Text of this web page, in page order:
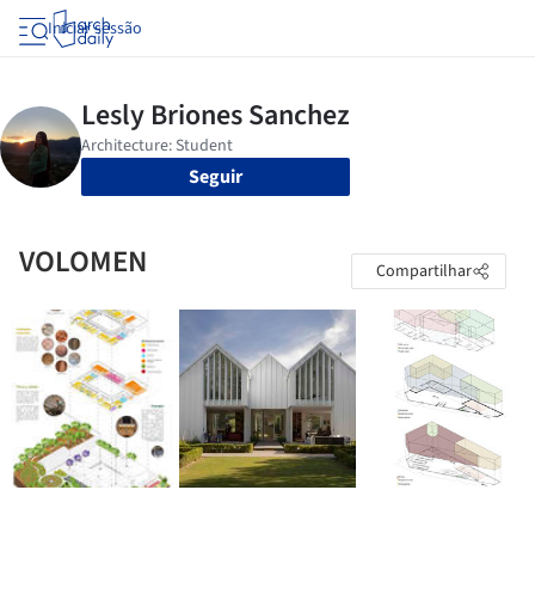
Iniciar sessão
Seguir
VOLOMEN Compartilhar